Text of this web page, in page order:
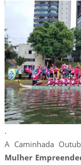
.
A Caminhada
Mulher